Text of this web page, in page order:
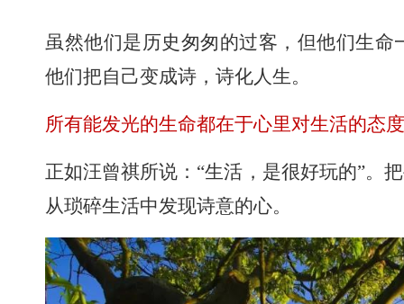
虽然他们是历史匆匆的过客，但他们生
他们把自己变成诗，诗化人生。
所有能发光的生命都在于心里对生活的态
正如汪曾祺所说：“生活，是很好玩的”。
从琐碎生活中发现诗意的心。